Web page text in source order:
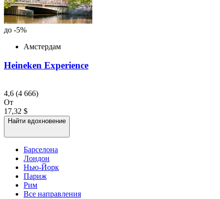
до -5%
Амстердам
Heineken Experience
4,6 (4 666)
От
17,32 $
Найти вдохновение
Барселона
Лондон
Нью-Йорк
Париж
Рим
Все направления